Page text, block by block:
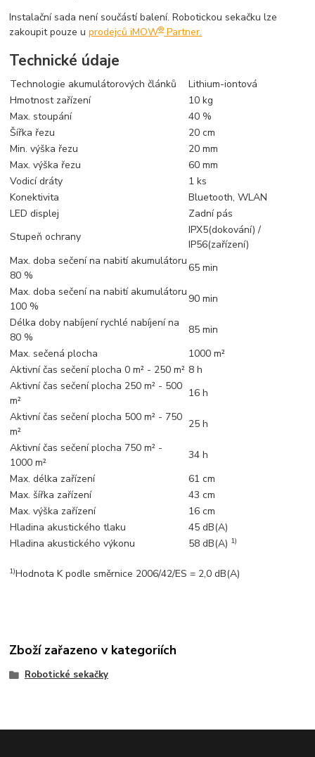
Instalační sada není součástí balení. Robotickou sekačku lze
zakoupit pouze uprodejců iMOW®Partner.
Technické údaje
Technologie akumulátorových článků
Lithium-iontová
Hmotnost zařízení
10 kg
Max. stoupání
40 %
Šířka řezu
20 cm
Min. výška řezu
20 mm
Max. výška řezu
60 mm
Vodicí dráty
1 ks
Konektivita
Bluetooth, WLAN
LED displej
Zadní pás
Stupeň ochrany
IPX5(dokování) /
IP56(zařízení)
Max. doba sečení na nabití akumulátoru
80 %
65 min
Max. doba sečení na nabití akumulátoru
100 %
90 min
Délka doby nabíjení rychlé nabíjení na
80 %
85 min
Max. sečená plocha
1000 m²
Aktivní čas sečení plocha 0 m² - 250 m² 8 h
Aktivní čas sečení plocha 250 m² - 500
m²
16 h
Aktivní čas sečení plocha 500 m² - 750
m²
25 h
Aktivní čas sečení plocha 750 m² -
1000 m²
34 h
Max. délka zařízení
61 cm
Max. šířka zařízení
43 cm
Max. výška zařízení
16 cm
Hladina akustického tlaku
45 dB(A)
Hladina akustického výkonu
58 dB(A) 1)
1)Hodnota K podle směrnice 2006/42/ES = 2,0 dB(A)
Zboží zařazeno v kategoriích
Robotické sekačky